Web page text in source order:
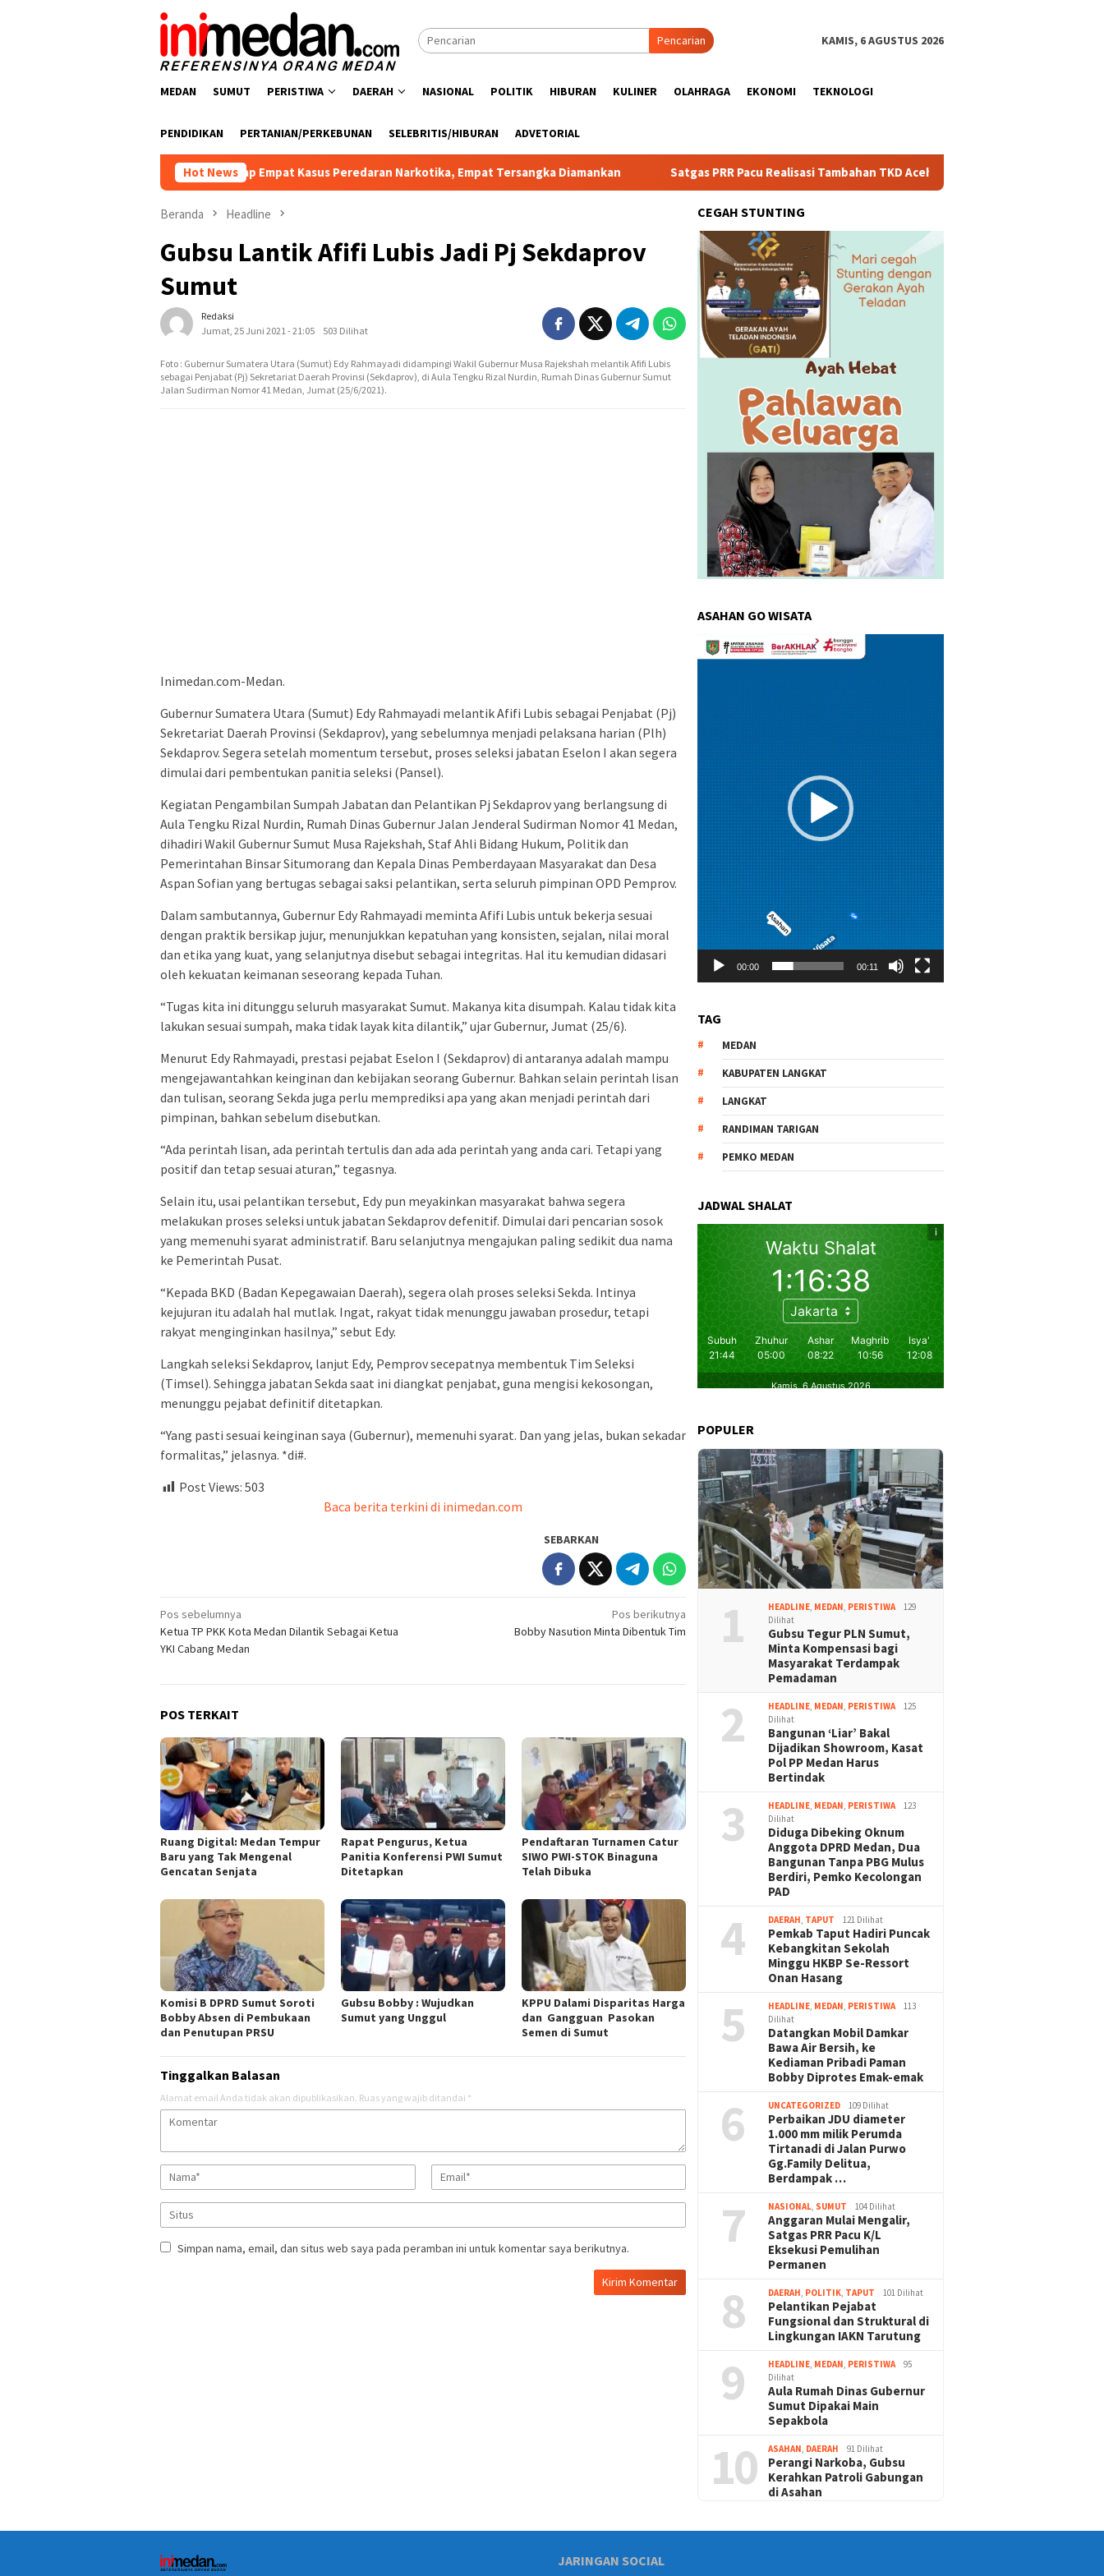
Pencarian KAMIS, 6 AGUSTUS 2026
MEDAN SUMUT PERISTIWA DAERAH NASIONAL POLITIK HIBURAN KULINER OLAHRAGA EKONOMI TEKNOLOGI
PENDIDIKAN PERTANIAN/PERKEBUNAN SELEBRITIS/HIBURAN ADVETORIAL
Hot News
Polres Batu Bara Ungkap Empat Kasus Peredaran Narkotika, Empat Tersangka Diamankan Satgas PRR Pacu Realisasi Tambahan TKD Aceh Rp1,65 Triliun, Pastikan Transparan dan
Beranda Headline
Gubsu Lantik Afifi Lubis Jadi Pj Sekdaprov
Sumut
Redaksi
Jumat, 25 Juni 2021 - 21:05
503 Dilihat
Foto : Gubernur Sumatera Utara (Sumut) Edy Rahmayadi didampingi Wakil Gubernur Musa Rajekshah melantik Afifi Lubis
sebagai Penjabat (Pj) Sekretariat Daerah Provinsi (Sekdaprov), di Aula Tengku Rizal Nurdin, Rumah Dinas Gubernur Sumut
Jalan Sudirman Nomor 41 Medan, Jumat (25/6/2021).
Inimedan.com-Medan.
Gubernur Sumatera Utara (Sumut) Edy Rahmayadi melantik Afifi Lubis sebagai Penjabat (Pj)
Sekretariat Daerah Provinsi (Sekdaprov), yang sebelumnya menjadi pelaksana harian (Plh)
Sekdaprov. Segera setelah momentum tersebut, proses seleksi jabatan Eselon I akan segera
dimulai dari pembentukan panitia seleksi (Pansel).
Kegiatan Pengambilan Sumpah Jabatan dan Pelantikan Pj Sekdaprov yang berlangsung di
Aula Tengku Rizal Nurdin, Rumah Dinas Gubernur Jalan Jenderal Sudirman Nomor 41 Medan,
dihadiri Wakil Gubernur Sumut Musa Rajekshah, Staf Ahli Bidang Hukum, Politik dan
Pemerintahan Binsar Situmorang dan Kepala Dinas Pemberdayaan Masyarakat dan Desa
Aspan Sofian yang bertugas sebagai saksi pelantikan, serta seluruh pimpinan OPD Pemprov.
Dalam sambutannya, Gubernur Edy Rahmayadi meminta Afifi Lubis untuk bekerja sesuai
dengan praktik bersikap jujur, menunjukkan kepatuhan yang konsisten, sejalan, nilai moral
dan etika yang kuat, yang selanjutnya disebut sebagai integritas. Hal itu kemudian didasari
oleh kekuatan keimanan seseorang kepada Tuhan.
“Tugas kita ini ditunggu seluruh masyarakat Sumut. Makanya kita disumpah. Kalau tidak kita
lakukan sesuai sumpah, maka tidak layak kita dilantik,” ujar Gubernur, Jumat (25/6).
Menurut Edy Rahmayadi, prestasi pejabat Eselon I (Sekdaprov) di antaranya adalah mampu
mengejawantahkan keinginan dan kebijakan seorang Gubernur. Bahkan selain perintah lisan
dan tulisan, seorang Sekda juga perlu memprediksi apa yang akan menjadi perintah dari
pimpinan, bahkan sebelum disebutkan.
“Ada perintah lisan, ada perintah tertulis dan ada ada perintah yang anda cari. Tetapi yang
positif dan tetap sesuai aturan,” tegasnya.
Selain itu, usai pelantikan tersebut, Edy pun meyakinkan masyarakat bahwa segera
melakukan proses seleksi untuk jabatan Sekdaprov defenitif. Dimulai dari pencarian sosok
yang memenuhi syarat administratif. Baru selanjutnya mengajukan paling sedikit dua nama
ke Pemerintah Pusat.
“Kepada BKD (Badan Kepegawaian Daerah), segera olah proses seleksi Sekda. Intinya
kejujuran itu adalah hal mutlak. Ingat, rakyat tidak menunggu jawaban prosedur, tetapi
rakyat menginginkan hasilnya,” sebut Edy.
Langkah seleksi Sekdaprov, lanjut Edy, Pemprov secepatnya membentuk Tim Seleksi
(Timsel). Sehingga jabatan Sekda saat ini diangkat penjabat, guna mengisi kekosongan,
menunggu pejabat definitif ditetapkan.
“Yang pasti sesuai keinginan saya (Gubernur), memenuhi syarat. Dan yang jelas, bukan sekadar
formalitas,” jelasnya. *di#.
Post Views: 503
Baca berita terkini di inimedan.com
SEBARKAN
Navigasi
pos
Pos sebelumnya
Ketua TP PKK Kota Medan Dilantik Sebagai Ketua
YKI Cabang Medan
Pos berikutnya
Bobby Nasution Minta Dibentuk Tim
POS TERKAIT
Ruang Digital: Medan Tempur
Baru yang Tak Mengenal
Gencatan Senjata
Rapat Pengurus, Ketua
Panitia Konferensi PWI Sumut
Ditetapkan
Pendaftaran Turnamen Catur
SIWO PWI-STOK Binaguna
Telah Dibuka
Komisi B DPRD Sumut Soroti
Bobby Absen di Pembukaan
dan Penutupan PRSU
Gubsu Bobby : Wujudkan
Sumut yang Unggul
KPPU Dalami Disparitas Harga
dan Gangguan Pasokan
Semen di Sumut
Tinggalkan Balasan
Alamat email Anda tidak akan dipublikasikan. Ruas yang wajib ditandai *
Simpan nama, email, dan situs web saya pada peramban ini untuk komentar saya berikutnya.
CEGAH STUNTING
ASAHAN GO WISATA
Pemutar
Video
00:00 00:11
TAG
MEDAN
KABUPATEN LANGKAT
LANGKAT
RANDIMAN TARIGAN
PEMKO MEDAN
JADWAL SHALAT
POPULER
1 HEADLINE, MEDAN, PERISTIWA
129
Dilihat
Gubsu Tegur PLN Sumut,
Minta Kompensasi bagi
Masyarakat Terdampak
Pemadaman
2 HEADLINE, MEDAN, PERISTIWA
125
Dilihat
Bangunan ‘Liar’ Bakal
Dijadikan Showroom, Kasat
Pol PP Medan Harus
Bertindak
3 HEADLINE, MEDAN, PERISTIWA
123
Dilihat
Diduga Dibeking Oknum
Anggota DPRD Medan, Dua
Bangunan Tanpa PBG Mulus
Berdiri, Pemko Kecolongan
PAD
4 DAERAH, TAPUT 121 Dilihat
Pemkab Taput Hadiri Puncak
Kebangkitan Sekolah
Minggu HKBP Se-Ressort
Onan Hasang
5 HEADLINE, MEDAN, PERISTIWA
113
Dilihat
Datangkan Mobil Damkar
Bawa Air Bersih, ke
Kediaman Pribadi Paman
Bobby Diprotes Emak-emak
6 UNCATEGORIZED 109 Dilihat
Perbaikan JDU diameter
1.000 mm milik Perumda
Tirtanadi di Jalan Purwo
Gg.Family Delitua,
Berdampak …
7 NASIONAL, SUMUT 104 Dilihat
Anggaran Mulai Mengalir,
Satgas PRR Pacu K/L
Eksekusi Pemulihan
Permanen
8 DAERAH, POLITIK, TAPUT 101 Dilihat
Pelantikan Pejabat
Fungsional dan Struktural di
Lingkungan IAKN Tarutung
9 HEADLINE, MEDAN, PERISTIWA
95
Dilihat
Aula Rumah Dinas Gubernur
Sumut Dipakai Main
Sepakbola
10 ASAHAN, DAERAH 91 Dilihat
Perangi Narkoba, Gubsu
Kerahkan Patroli Gabungan
di Asahan
JARINGAN SOCIAL